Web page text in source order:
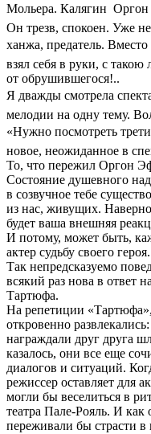
Мольера. Калягин 
Он трезв, спокоен. Уже
ханжа, предатель. Вместо
взял себя в руки, с такою
от обрушившегося!..
Я дважды смотрела
мелодии на одну тему.
«Нужно посмотреть
новое, неожиданное в
То, что пережил Оргон
Состояние душевного
в созвучное тебе
из нас, живущих.
будет ваша внешняя
И потому, может быть,
актер судьбу своего героя.
Так непредсказуемо
всякий раз нова в ответ
Тартюфа.
На репетиции
откровенно
награждали друг друга
казалось, они все еще
диалогов и ситуаций.
режиссер оставляет для
могли бы веселиться в
театра Пале-Рояль. И
переживали бы страсти в